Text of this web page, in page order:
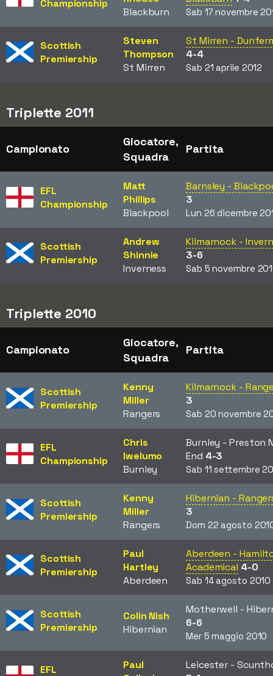
Championship
Blackburn
Sab 17 novembre
Scottish
Premiership
Steven
Thompson
St Mirren
St Mirren -
4-4
Sab 21 aprile 2012
Triplette 2011
Campionato
Giocatore,
Squadra
Partita
EFL
Championship
Matt
Phillips
Blackpool
Barnsley -
3
Lun 26 dicembre
Scottish
Premiership
Andrew
Shinnie
Inverness
Kilmarnock -
3-6
Sab 5 novembre
Triplette 2010
Campionato
Giocatore,
Squadra
Partita
Scottish
Premiership
Kenny
Miller
Rangers
Kilmarnock -
3
Sab 20 novembre
EFL
Championship
Chris
Iwelumo
Burnley
Burnley - Preston
End 4-3
Sab 11 settembre
Scottish
Premiership
Kenny
Miller
Rangers
Hibernian -
3
Dom 22 agosto
Scottish
Premiership
Paul
Hartley
Aberdeen
Aberdeen -
Academical 4-0
Sab 14 agosto 2010
Scottish
Premiership
Colin Nish
Hibernian
Motherwell -
6-6
Mer 5 maggio 2010
EFL
Paul
Leicester -